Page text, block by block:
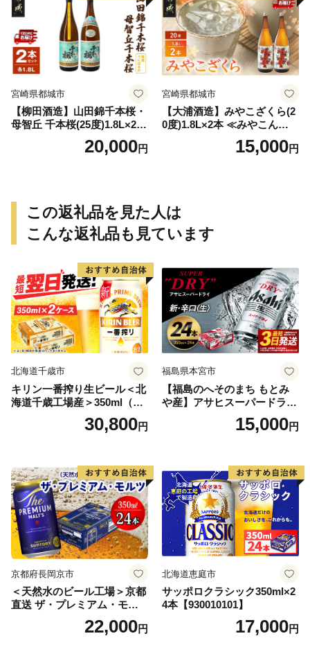
宮崎県都城市
【柳田酒造】山田錦千本桜・
母智丘 千本桜(25度)1.8L×2本
≪みやこんじょ特急便≫_AC
20,000円
宮崎県都城市
【大浦酒造】みやこざくら(2
0度)1.8L×2本 ≪みやこんじょ
特急便≫_MJ-077115,000円
この返礼品を見た人は
こんな返礼品も見ています
北海道千歳市
キリン一番搾り生ビール＜北
海道千歳工場産＞350ml（24
30,800円
福島県本宮市
【福島のへそのまち もとみ
や産】アサヒスーパードライ
350ml×24本 合計8.4L 1ケー
ス アルコール度数5% 缶ビー
口 送料無料 カメイ 本宮市
【07214-0206】
15,000円
京都府長岡京市
＜天然水のビール工場＞京都
直送 ザ・プレミアム・モル
ツ 350ml×24本 プレモル [149
22,000円
北海道恵庭市
サッポロクラシック350ml×2
4本【930010101】
17,000円